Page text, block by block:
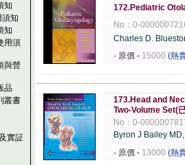
知
須知
知
用須
與營
品
叢書
實証
172.Pediatric
No：0-
Charles D.
- 原價 - 15000 (熱
173.Head and
Two-Volume Set(
No：0-
Byron J Bailey
- 原價 - 13000 (熱